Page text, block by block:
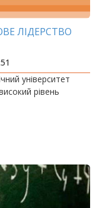
ЛІДЕРСТВО
університет
рівень